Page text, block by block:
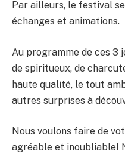
Par ailleurs, le festival
échanges et animations.
Au programme de ces 3
de spiritueux, de
haute qualité, le tout
autres surprises à
Nous voulons faire de
agréable et inoubliable!